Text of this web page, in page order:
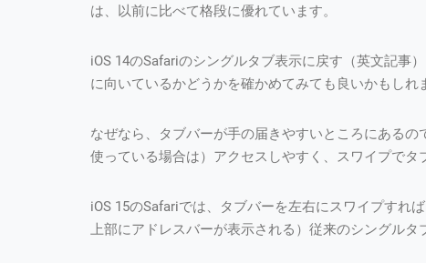
は、以前に比べて格段に優れています。
iOS 14のSafariのシングルタブ表示に戻す（英文記事
に向いているかどうかを確かめてみても良いかもしれ
なぜなら、タブバーが手の届きやすいところにある
使っている場合は）アクセスしやすく、スワイプでタ
iOS 15のSafariでは、タブバーを左右にスワイプすれ
上部にアドレスバーが表示される）従来のシングルタ